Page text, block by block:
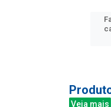
Veja mais